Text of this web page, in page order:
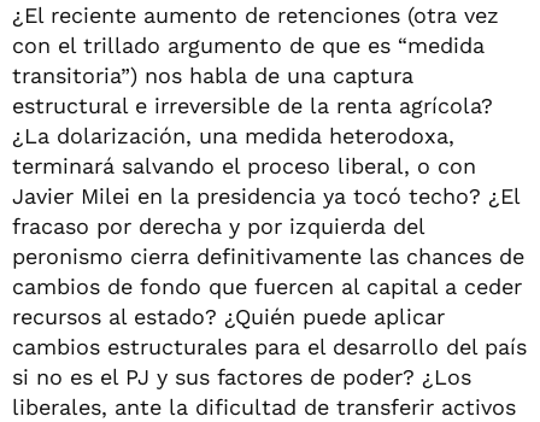
¿El reciente aumento de retenciones (otra vez
con el trillado argumento de que es “medida
transitoria”) nos habla de una captura
estructural e irreversible de la renta agrícola?
¿La dolarización, una medida heterodoxa,
terminará salvando el proceso liberal, o con
Javier Milei en la presidencia ya tocó techo? ¿El
fracaso por derecha y por izquierda del
peronismo cierra definitivamente las chances de
cambios de fondo que fuercen al capital a ceder
recursos al estado? ¿Quién puede aplicar
cambios estructurales para el desarrollo del país
si no es el PJ y sus factores de poder? ¿Los
liberales, ante la dificultad de transferir activos